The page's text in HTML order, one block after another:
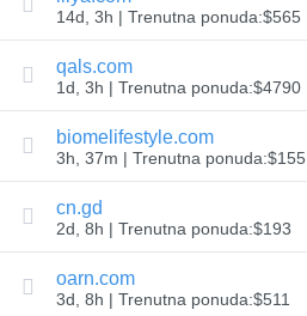
domena
u
velikom
obimu
Pretraga
IDN-
ova
Napredna
pretraga
Prenos
Transfer
domena
Prenos
domena
u
masi
14d, 3h | Trenutna ponuda:$565
qals.com
1d, 3h | Trenutna ponuda:$4790
biomelifestyle.com
3h, 37m | Trenutna ponuda:$155
cn.gd
2d, 8h | Trenutna ponuda:$193
oarn.com
3d, 8h | Trenutna ponuda:$511